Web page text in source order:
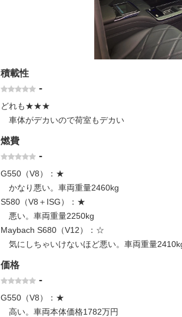
積載性
-
どれも★★★
車体がデカいので荷室もデカい
燃費
-
G550（V8）：★
かなり悪い。車両重量2460kg
S580（V8＋ISG）：★
悪い。車両重量2250kg
Maybach S680（V12）：☆
気にしちゃいけないほど悪い。車両重量
価格
-
G550（V8）：★
高い。車両本体価格1782万円